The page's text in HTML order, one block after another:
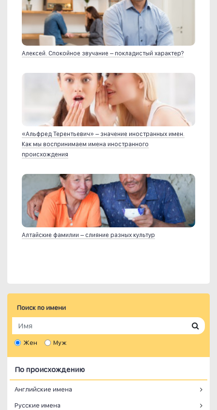
Алексей. Спокойное звучание – покладистый характер?
«Альфред Терентьевич» – значение иностранных имен.
Как мы воспринимаем имена иностранного
происхождения
Алтайские фамилии – слияние разных культур
Поиск по имени
Жен Муж
По происхождению
Английские имена
Русские имена